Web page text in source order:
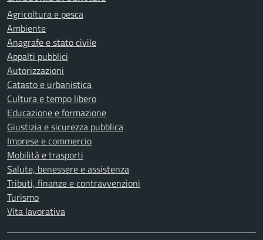
Agricoltura e pesca
Ambiente
Anagrafe e stato civile
Appalti pubblici
Autorizzazioni
Catasto e urbanistica
Cultura e tempo libero
Educazione e formazione
Giustizia e sicurezza pubblica
Imprese e commercio
Mobilità e trasporti
Salute, benessere e assistenza
Tributi, finanze e contravvenzioni
Turismo
Vita lavorativa